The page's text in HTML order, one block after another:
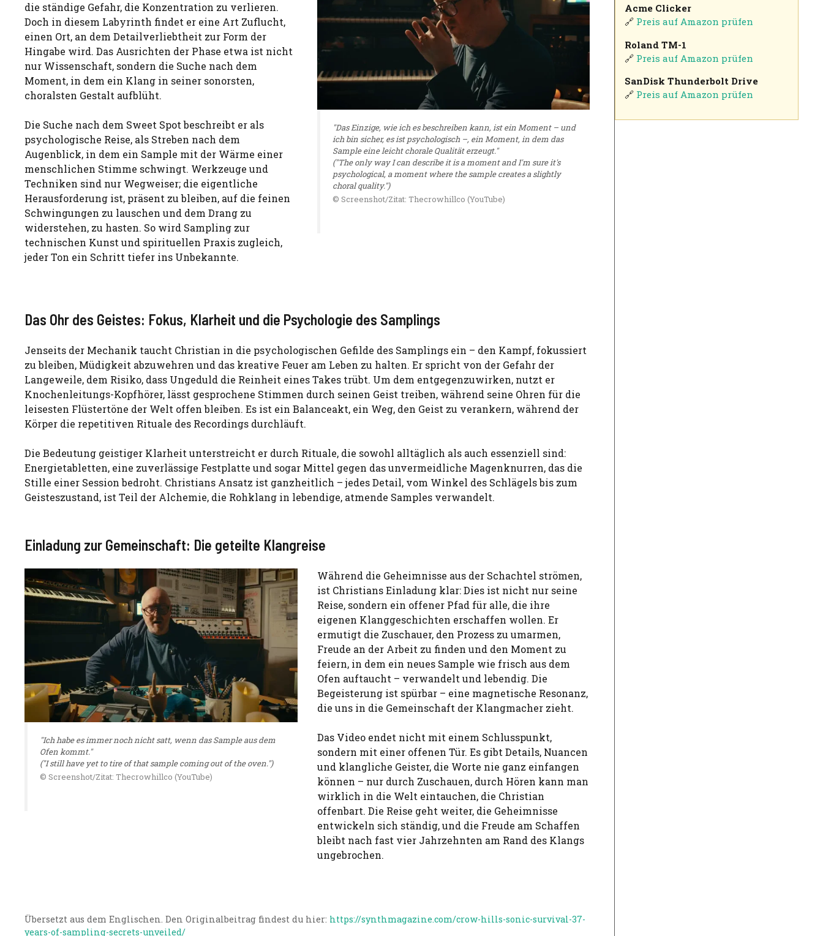
die ständige Gefahr, die Konzentration zu verlieren.
Doch in diesem Labyrinth findet er eine Art Zuflucht,
einen Ort, an dem Detailverliebtheit zur Form der
Hingabe wird. Das Ausrichten der Phase etwa ist nicht
nur Wissenschaft, sondern die Suche nach dem
Moment, in dem ein Klang in seiner sonorsten,
choralsten Gestalt aufblüht.
Die Suche nach dem Sweet Spot beschreibt er als
psychologische Reise, als Streben nach dem
Augenblick, in dem ein Sample mit der Wärme einer
menschlichen Stimme schwingt. Werkzeuge und
Techniken sind nur Wegweiser; die eigentliche
Herausforderung ist, präsent zu bleiben, auf die feinen
Schwingungen zu lauschen und dem Drang zu
widerstehen, zu hasten. So wird Sampling zur
technischen Kunst und spirituellen Praxis zugleich,
jeder Ton ein Schritt tiefer ins Unbekannte.
"Das Einzige, wie ich es beschreiben kann, ist ein Moment – und
ich bin sicher, es ist psychologisch –, ein Moment, in dem das
Sample eine leicht chorale Qualität erzeugt."
("The only way I can describe it is a moment and I'm sure it's
psychological, a moment where the sample creates a slightly
choral quality.")
© Screenshot/Zitat: Thecrowhillco (YouTube)
Das Ohr des Geistes: Fokus, Klarheit und die Psychologie des Samplings
Jenseits der Mechanik taucht Christian in die psychologischen Gefilde des Samplings ein – den Kampf, fokussiert
zu bleiben, Müdigkeit abzuwehren und das kreative Feuer am Leben zu halten. Er spricht von der Gefahr der
Langeweile, dem Risiko, dass Ungeduld die Reinheit eines Takes trübt. Um dem entgegenzuwirken, nutzt er
Knochenleitungs-Kopfhörer, lässt gesprochene Stimmen durch seinen Geist treiben, während seine Ohren für die
leisesten Flüstertöne der Welt offen bleiben. Es ist ein Balanceakt, ein Weg, den Geist zu verankern, während der
Körper die repetitiven Rituale des Recordings durchläuft.
Die Bedeutung geistiger Klarheit unterstreicht er durch Rituale, die sowohl alltäglich als auch essenziell sind:
Energietabletten, eine zuverlässige Festplatte und sogar Mittel gegen das unvermeidliche Magenknurren, das die
Stille einer Session bedroht. Christians Ansatz ist ganzheitlich – jedes Detail, vom Winkel des Schlägels bis zum
Geisteszustand, ist Teil der Alchemie, die Rohklang in lebendige, atmende Samples verwandelt.
Einladung zur Gemeinschaft: Die geteilte Klangreise
"Ich habe es immer noch nicht satt, wenn das Sample aus dem
Ofen kommt."
("I still have yet to tire of that sample coming out of the oven.")
© Screenshot/Zitat: Thecrowhillco (YouTube)
Während die Geheimnisse aus der Schachtel strömen,
ist Christians Einladung klar: Dies ist nicht nur seine
Reise, sondern ein offener Pfad für alle, die ihre
eigenen Klanggeschichten erschaffen wollen. Er
ermutigt die Zuschauer, den Prozess zu umarmen,
Freude an der Arbeit zu finden und den Moment zu
feiern, in dem ein neues Sample wie frisch aus dem
Ofen auftaucht – verwandelt und lebendig. Die
Begeisterung ist spürbar – eine magnetische Resonanz,
die uns in die Gemeinschaft der Klangmacher zieht.
Das Video endet nicht mit einem Schlusspunkt,
sondern mit einer offenen Tür. Es gibt Details, Nuancen
und klangliche Geister, die Worte nie ganz einfangen
können – nur durch Zuschauen, durch Hören kann man
wirklich in die Welt eintauchen, die Christian
offenbart. Die Reise geht weiter, die Geheimnisse
entwickeln sich ständig, und die Freude am Schaffen
bleibt nach fast vier Jahrzehnten am Rand des Klangs
ungebrochen.
Übersetzt aus dem Englischen. Den Originalbeitrag findest du hier: https://synthmagazine.com/crow-hills-sonic-survival-37-
years-of-sampling-secrets-unveiled/
Acme Clicker
🔗 Preis auf Amazon prüfen
Roland TM-1
🔗 Preis auf Amazon prüfen
SanDisk Thunderbolt Drive
🔗 Preis auf Amazon prüfen